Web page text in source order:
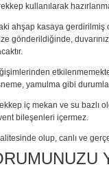
kullanılarak
ahşap kasaya gerdirilmiş
gönderildiğinde,
yamulma gibi
iç mekan ve su bazlı
bileşenleri içermez.
olup, canlı ve